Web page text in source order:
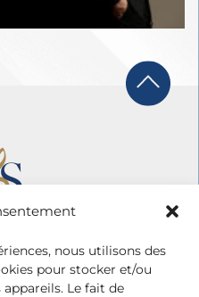
nous utilisons des
pour stocker et/ou
Le fait de